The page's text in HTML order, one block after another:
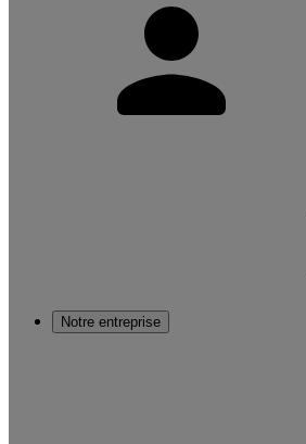
Notre entreprise